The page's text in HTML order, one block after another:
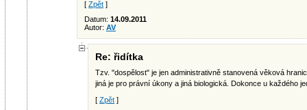
[ Zpět ]
Datum: 14.09.2011
Autor: AV
Re: řidítka
Tzv. "dospělost" je jen administrativně stanovená věková
jiná je pro právní úkony a jiná biologická. Dokonce u každého
[ Zpět ]